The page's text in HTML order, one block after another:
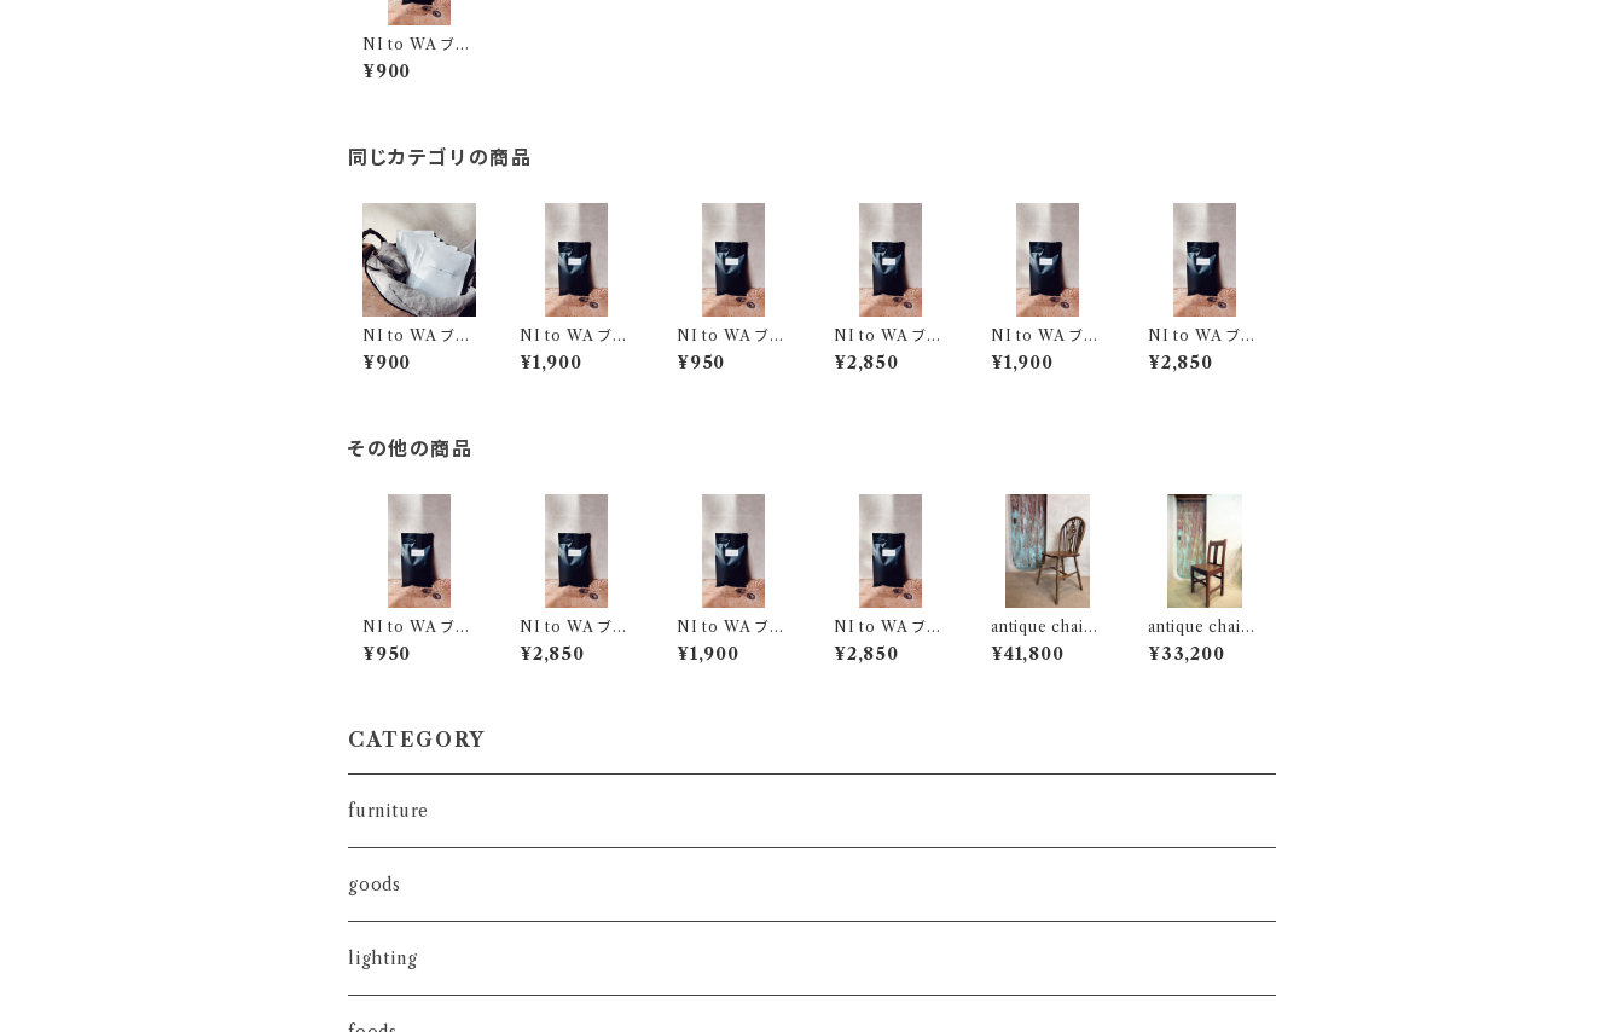
NI to WA ブレ
ンド (豆) 定期便
¥900
同じカテゴリの商品
NI to WA ブレ
ンド (ドリップバ
ッグ5個入り)
¥900
NI to WA ブレ
ンド (粉) 200g
¥1,900
NI to WA ブレ
ンド (粉) 100g
¥950
NI to WA ブレ
ンド (粉) 300g
¥2,850
NI to WA ブレ
¥1,900
NI to WA ブレ
¥2,850
その他の商品
NI to WA ブレ
ンド (粉) 100g
¥950
NI to WA ブレ
¥2,850
NI to WA ブレ
¥1,900
NI to WA ブレ
ンド (粉) 300g
¥2,850
antique chair
003-B
¥41,800
antique chair
009-B
¥33,200
CATEGORY
furniture
goods
lighting